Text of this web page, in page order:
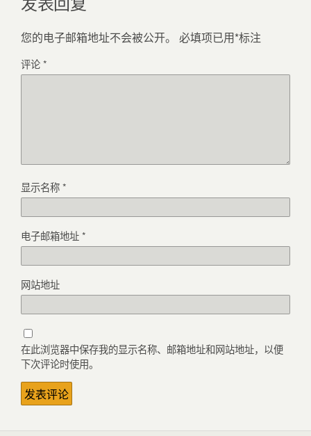
您的电子邮箱地址不会被公开。 必填项已用*标注
评论*
显示名称*
电子邮箱地址*
网站地址
在此浏览器中保存我的显示名称、邮箱地址和网站地址，以便
下次评论时使用。